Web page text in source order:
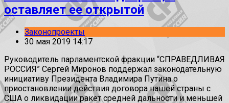
оставляет ее открытой
Законопроекты
30 мая 2019 14:17
Руководитель парламентской фракции “СПРАВЕДЛИВАЯ
РОССИЯ” Сергей Миронов поддержал законодательную
инициативу Президента Владимира Путина о
приостановлении действия договора нашей страны с
США о ликвидации ракет средней дальности и меньшей